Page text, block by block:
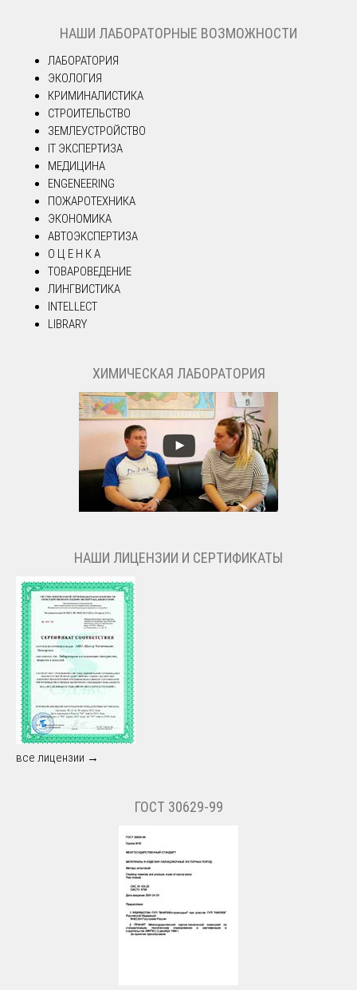
НАШИ ЛАБОРАТОРНЫЕ ВОЗМОЖНОСТИ
ЛАБОРАТОРИЯ
ЭКОЛОГИЯ
КРИМИНАЛИСТИКА
СТРОИТЕЛЬСТВО
ЗЕМЛЕУСТРОЙСТВО
IT ЭКСПЕРТИЗА
МЕДИЦИНА
ENGENEERING
ПОЖАРОТЕХНИКА
ЭКОНОМИКА
АВТОЭКСПЕРТИЗА
О Ц Е Н К А
ТОВАРОВЕДЕНИЕ
ЛИНГВИСТИКА
INTELLECT
LIBRARY
ХИМИЧЕСКАЯ ЛАБОРАТОРИЯ
НАШИ ЛИЦЕНЗИИ И СЕРТИФИКАТЫ
все лицензии →
ГОСТ 30629-99